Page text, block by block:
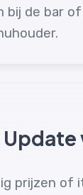
bij de bar
Update
prijzen of